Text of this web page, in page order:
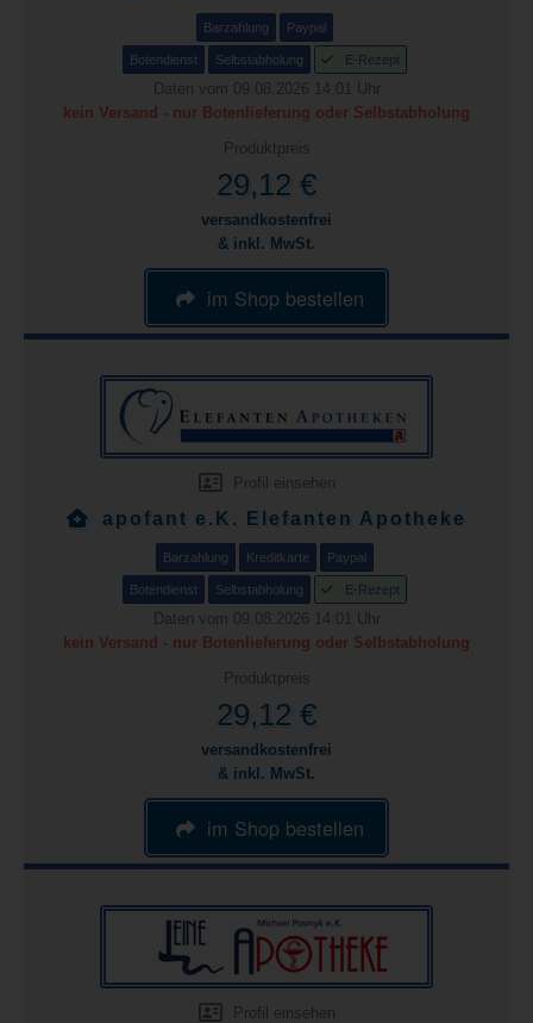
Barzahlung Paypal
Botendienst Selbstabholung E-Rezept
Daten vom 09.08.2026 14:01 Uhr
kein Versand - nur Botenlieferung oder Selbstabholung
Produktpreis
29,12 €
versandkostenfrei
& inkl. MwSt.
im Shop bestellen
Profil einsehen
apofant e.K. Elefanten Apotheke
Barzahlung Kreditkarte Paypal
Botendienst Selbstabholung E-Rezept
Daten vom 09.08.2026 14:01 Uhr
kein Versand - nur Botenlieferung oder Selbstabholung
Produktpreis
29,12 €
versandkostenfrei
& inkl. MwSt.
im Shop bestellen
Profil einsehen